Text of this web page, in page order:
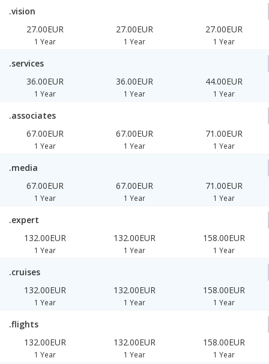
.vision
27.00EUR
1 Year
27.00EUR
1 Year
27.00EUR
1 Year
.services
36.00EUR
1 Year
36.00EUR
1 Year
44.00EUR
1 Year
.associates
67.00EUR
1 Year
67.00EUR
1 Year
71.00EUR
1 Year
.media
67.00EUR
1 Year
67.00EUR
1 Year
71.00EUR
1 Year
.expert
132.00EUR
1 Year
132.00EUR
1 Year
158.00EUR
1 Year
.cruises
132.00EUR
1 Year
132.00EUR
1 Year
158.00EUR
1 Year
.flights
132.00EUR
1 Year
132.00EUR
1 Year
158.00EUR
1 Year